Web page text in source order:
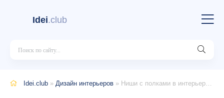
Idei.club
Idei.club » Дизайн интерьеров » Ниши с полками в интерьере (38 фото)